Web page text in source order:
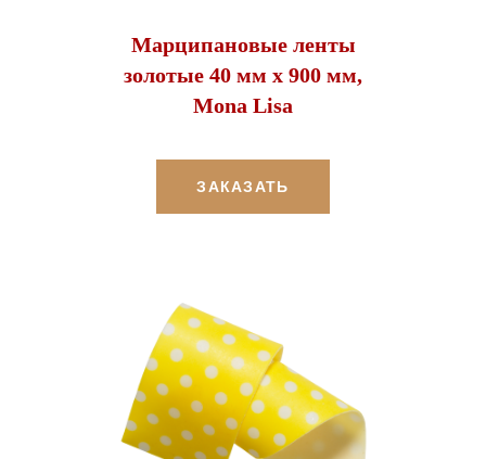
Марципановые ленты
золотые 40 мм х 900 мм,
Mona Lisa
ЗАКАЗАТЬ